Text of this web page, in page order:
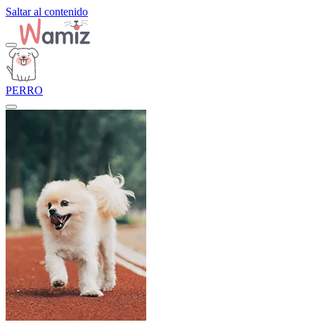
Saltar al contenido
PERRO